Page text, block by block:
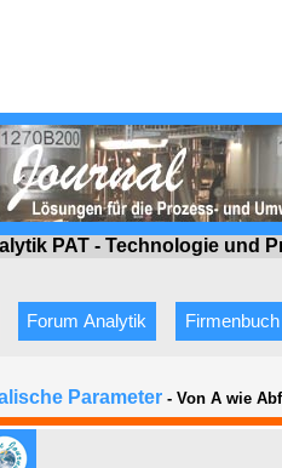
PAT - Technologie und
Forum Analytik Firmenbuch
Parameter - Von A wie